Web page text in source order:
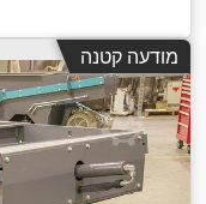
מודעה קטנה